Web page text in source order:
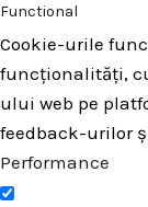
Functional
Cookie-urile
funcționalități,
ului web pe
feedback-urilor
Performance